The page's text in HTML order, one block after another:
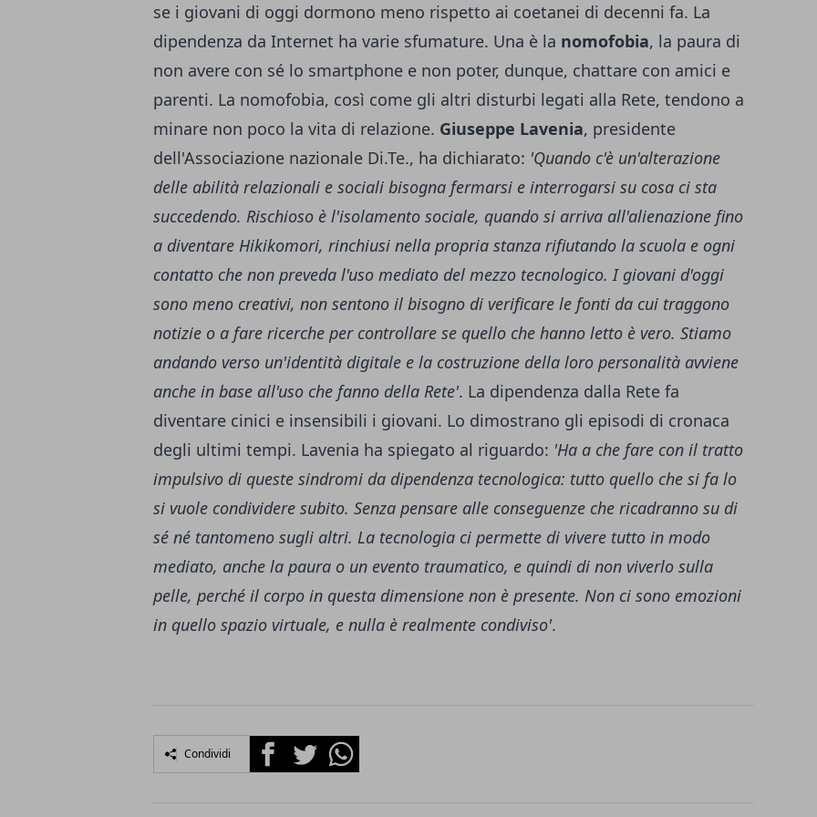
se i giovani di oggi dormono meno rispetto ai coetanei di decenni fa. La
dipendenza da Internet ha varie sfumature. Una è la nomofobia, la paura di
non avere con sé lo smartphone e non poter, dunque, chattare con amici e
parenti. La nomofobia, così come gli altri disturbi legati alla Rete, tendono a
minare non poco la vita di relazione. Giuseppe Lavenia, presidente
dell'Associazione nazionale Di.Te., ha dichiarato: 'Quando c'è un'alterazione
delle abilità relazionali e sociali bisogna fermarsi e interrogarsi su cosa ci sta
succedendo. Rischioso è l'isolamento sociale, quando si arriva all'alienazione fino
a diventare Hikikomori, rinchiusi nella propria stanza rifiutando la scuola e ogni
contatto che non preveda l'uso mediato del mezzo tecnologico. I giovani d'oggi
sono meno creativi, non sentono il bisogno di verificare le fonti da cui traggono
notizie o a fare ricerche per controllare se quello che hanno letto è vero. Stiamo
andando verso un'identità digitale e la costruzione della loro personalità avviene
anche in base all'uso che fanno della Rete'. La dipendenza dalla Rete fa
diventare cinici e insensibili i giovani. Lo dimostrano gli episodi di cronaca
degli ultimi tempi. Lavenia ha spiegato al riguardo: 'Ha a che fare con il tratto
impulsivo di queste sindromi da dipendenza tecnologica: tutto quello che si fa lo
si vuole condividere subito. Senza pensare alle conseguenze che ricadranno su di
sé né tantomeno sugli altri. La tecnologia ci permette di vivere tutto in modo
mediato, anche la paura o un evento traumatico, e quindi di non viverlo sulla
pelle, perché il corpo in questa dimensione non è presente. Non ci sono emozioni
in quello spazio virtuale, e nulla è realmente condiviso'.
Condividi FacebookTwitterWhatsapp